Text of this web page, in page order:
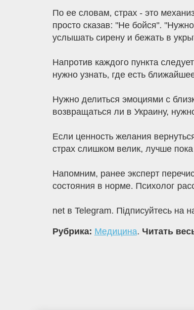
По ее словам, страх - это
просто сказав: "Не бойся".
услышать сирену и бежать в
Напротив каждого пункта
нужно узнать, где есть
Нужно делиться эмоциями с
возвращаться ли в Украину,
Если ценность желания
страх слишком велик, лучше
Напомним, ранее эксперт
состояния в норме. Психолог
net в Telegram. Підписуйтесь на
Рубрика: Медицина. Читать